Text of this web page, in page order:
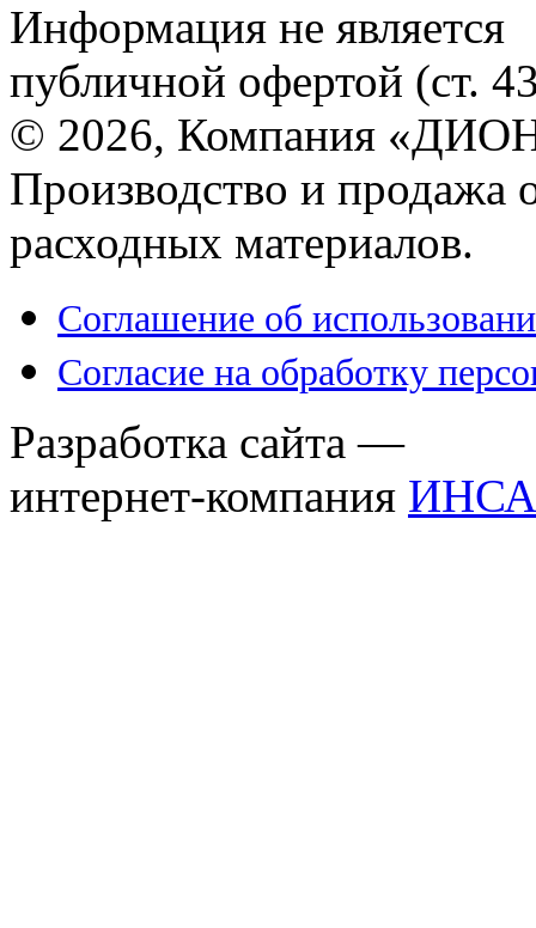
Информация не является
публичной офертой (ст.
© 2026, Компания
Производство и продажа
расходных материалов.
Соглашение об
Согласие на обработку
Разработка сайта —
интернет-компания